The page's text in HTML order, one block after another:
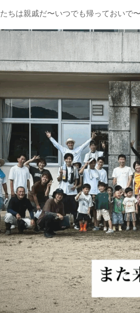
ちは親戚だ〜いつでも帰っておいで